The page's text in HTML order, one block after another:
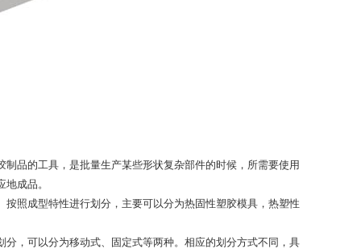
品的工具，是批量生产某些形状复杂部件的时候，所需要使用
成品。
照成型特性进行划分，主要可以分为热固性塑胶模具，热塑性
，可以分为移动式、固定式等两种。相应的划分方式不同，具